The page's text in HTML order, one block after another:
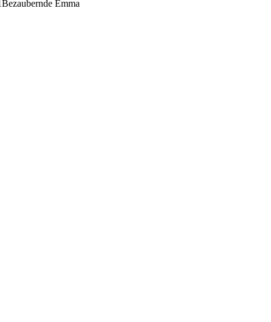
Bezaubernde Emma